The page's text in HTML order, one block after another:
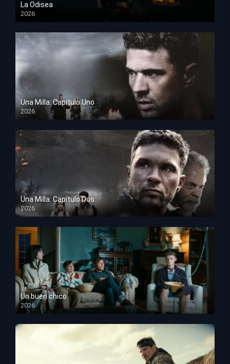
La Odisea
2026
TS Screener
Una Milla: Capítulo Uno
2026
HD 1080p
Una Milla: Capítulo Dos
2026
HD 1080p
Un buen chico
2026
HD 1080p